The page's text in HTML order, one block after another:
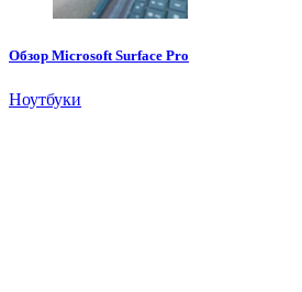
Обзор Microsoft Surface Pro
Ноутбуки